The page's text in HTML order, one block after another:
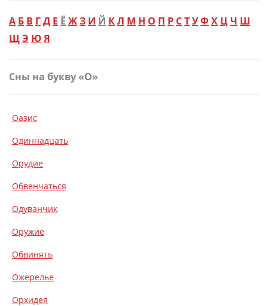
А Б В ГД Е Ё ЖЗ И Й КЛ М Н О П Р СТУФ Х ЦЧ Ш
ЩЭ ЮЯ
Сны на букву «О»
Оазис
Одиннадцать
Орудие
Обвенчаться
Одуванчик
Оружие
Обвинять
Ожерелье
Орхидея